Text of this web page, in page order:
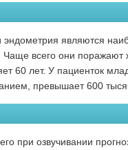
эндометрия являются
. Чаще всего они
60 лет. У пациенток
превышает 600
при озвучивании